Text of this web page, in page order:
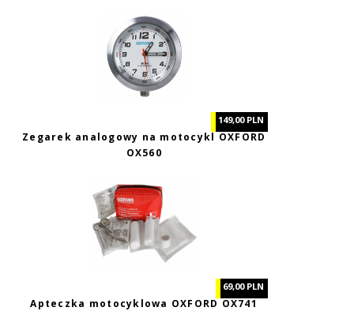
149,00 PLN
Zegarek analogowy na motocykl OXFORD
OX560
69,00 PLN
Apteczka motocyklowa OXFORD OX741